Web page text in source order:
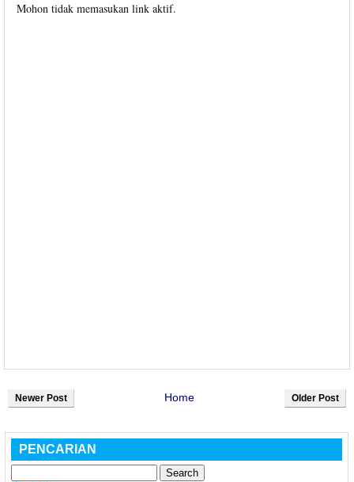
Mohon tidak memasukan link aktif.
Newer Post Older Post
Home
PENCARIAN